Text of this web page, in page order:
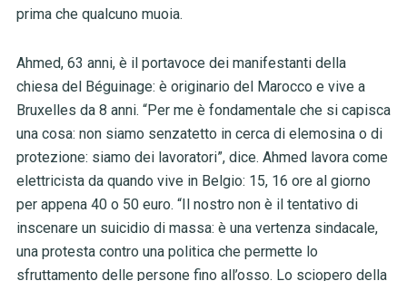
prima che qualcuno muoia.
Ahmed, 63 anni, è il portavoce dei manifestanti della
chiesa del Béguinage: è originario del Marocco e vive a
Bruxelles da 8 anni. “Per me è fondamentale che si capisca
una cosa: non siamo senzatetto in cerca di elemosina o di
protezione: siamo dei lavoratori”, dice. Ahmed lavora come
elettricista da quando vive in Belgio: 15, 16 ore al giorno
per appena 40 o 50 euro. “Il nostro non è il tentativo di
inscenare un suicidio di massa: è una vertenza sindacale,
una protesta contro una politica che permette lo
sfruttamento delle persone fino all’osso. Lo sciopero della